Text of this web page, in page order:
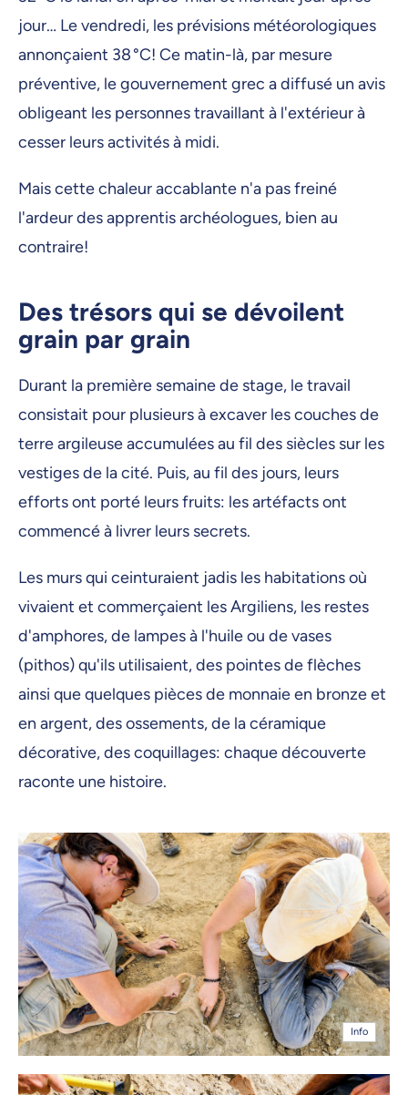
jour… Le vendredi, les prévisions météorologiques
annonçaient 38 °C! Ce matin-là, par mesure
préventive, le gouvernement grec a diffusé un avis
obligeant les personnes travaillant à l'extérieur à
cesser leurs activités à midi.
Mais cette chaleur accablante n'a pas freiné
l'ardeur des apprentis archéologues, bien au
contraire!
Des trésors qui se dévoilent
grain par grain
Durant la première semaine de stage, le travail
consistait pour plusieurs à excaver les couches de
terre argileuse accumulées au fil des siècles sur les
vestiges de la cité. Puis, au fil des jours, leurs
efforts ont porté leurs fruits: les artéfacts ont
commencé à livrer leurs secrets.
Les murs qui ceinturaient jadis les habitations où
vivaient et commerçaient les Argiliens, les restes
d'amphores, de lampes à l'huile ou de vases
(pithos) qu'ils utilisaient, des pointes de flèches
ainsi que quelques pièces de monnaie en bronze et
en argent, des ossements, de la céramique
décorative, des coquillages: chaque découverte
raconte une histoire.
Info